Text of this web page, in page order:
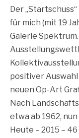
Der
für mich (mit 19
Galerie
positiver
neuen Op-Art
Nach
etwa ab 1962,
Heute – 2015 –